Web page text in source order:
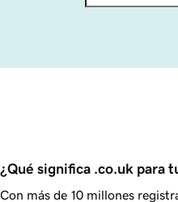
¿Qué significa .co.uk para
Con más de 10 millones